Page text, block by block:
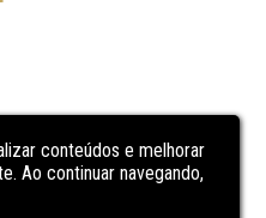
conteúdos e melhorar
Ao continuar navegando,